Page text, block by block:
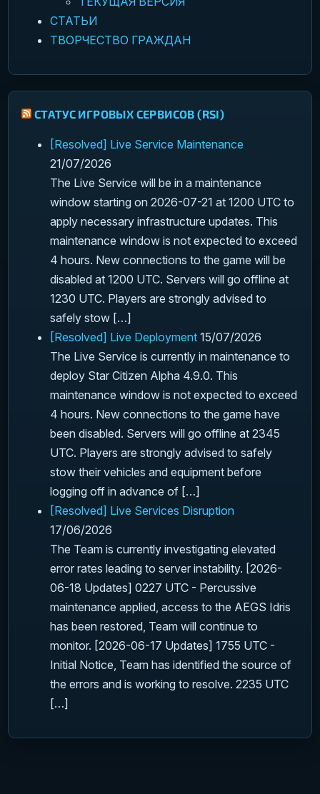
СТАТЬИ
ТВОРЧЕСТВО ГРАЖДАН
СТАТУС ИГРОВЫХ СЕРВИСОВ (RSI)
[Resolved] Live Service Maintenance
21/07/2026
The Live Service will be in a maintenance
window starting on 2026-07-21 at 1200 UTC to
apply necessary infrastructure updates. This
maintenance window is not expected to exceed
4 hours. New connections to the game will be
disabled at 1200 UTC. Servers will go offline at
1230 UTC. Players are strongly advised to
safely stow […]
[Resolved] Live Deployment 15/07/2026
The Live Service is currently in maintenance to
deploy Star Citizen Alpha 4.9.0. This
maintenance window is not expected to exceed
4 hours. New connections to the game have
been disabled. Servers will go offline at 2345
UTC. Players are strongly advised to safely
stow their vehicles and equipment before
logging off in advance of […]
[Resolved] Live Services Disruption
17/06/2026
The Team is currently investigating elevated
error rates leading to server instability. [2026-
06-18 Updates] 0227 UTC - Percussive
maintenance applied, access to the AEGS Idris
has been restored, Team will continue to
monitor. [2026-06-17 Updates] 1755 UTC -
Initial Notice, Team has identified the source of
the errors and is working to resolve. 2235 UTC
[…]